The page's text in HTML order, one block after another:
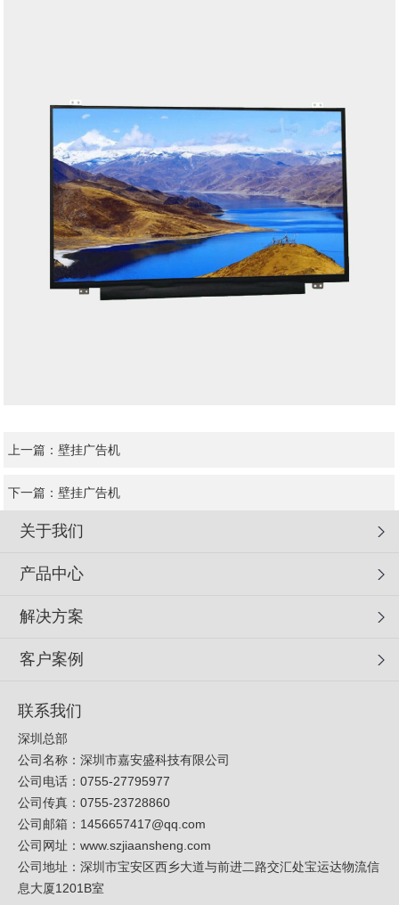
上一篇： 壁挂广告机
下一篇： 壁挂广告机
关于我们
产品中心
解决方案
客户案例
联系我们
深圳总部
公司名称：深圳市嘉安盛科技有限公司
公司电话：0755-27795977
公司传真：0755-23728860
公司邮箱： 1456657417@qq.com
公司网址： www.szjiaansheng.com
公司地址：深圳市宝安区西乡大道与前进二路交汇处宝运达物流信
息大厦1201B室